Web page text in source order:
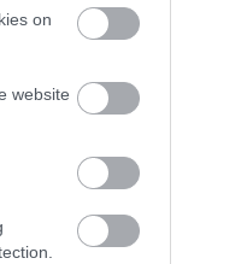
on
website